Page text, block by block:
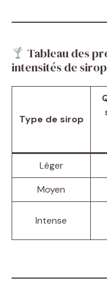
Tableau des
intensités de sirop
Type de sirop
Léger
Moyen
Intense